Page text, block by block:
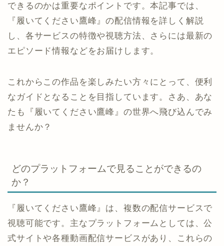
できるのかは重要なポイントです。本記事では、
『履いてください鷹峰』の配信情報を詳しく解説
し、各サービスの特徴や視聴方法、さらには最新の
エピソード情報などをお届けします。
これからこの作品を楽しみたい方々にとって、便利
なガイドとなることを目指しています。さあ、あな
たも『履いてください鷹峰』の世界へ飛び込んでみ
ませんか？
どのプラットフォームで見ることができるの
か？
『履いてください鷹峰』は、複数の配信サービスで
視聴可能です。主なプラットフォームとしては、公
式サイトや各種動画配信サービスがあり、これらの